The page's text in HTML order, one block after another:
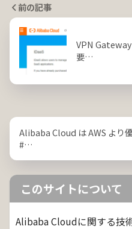
前の記事
VPN
要…
Alibaba Cloud は AWS より
#…
このサイトについて
Alibaba Cloudに関する技